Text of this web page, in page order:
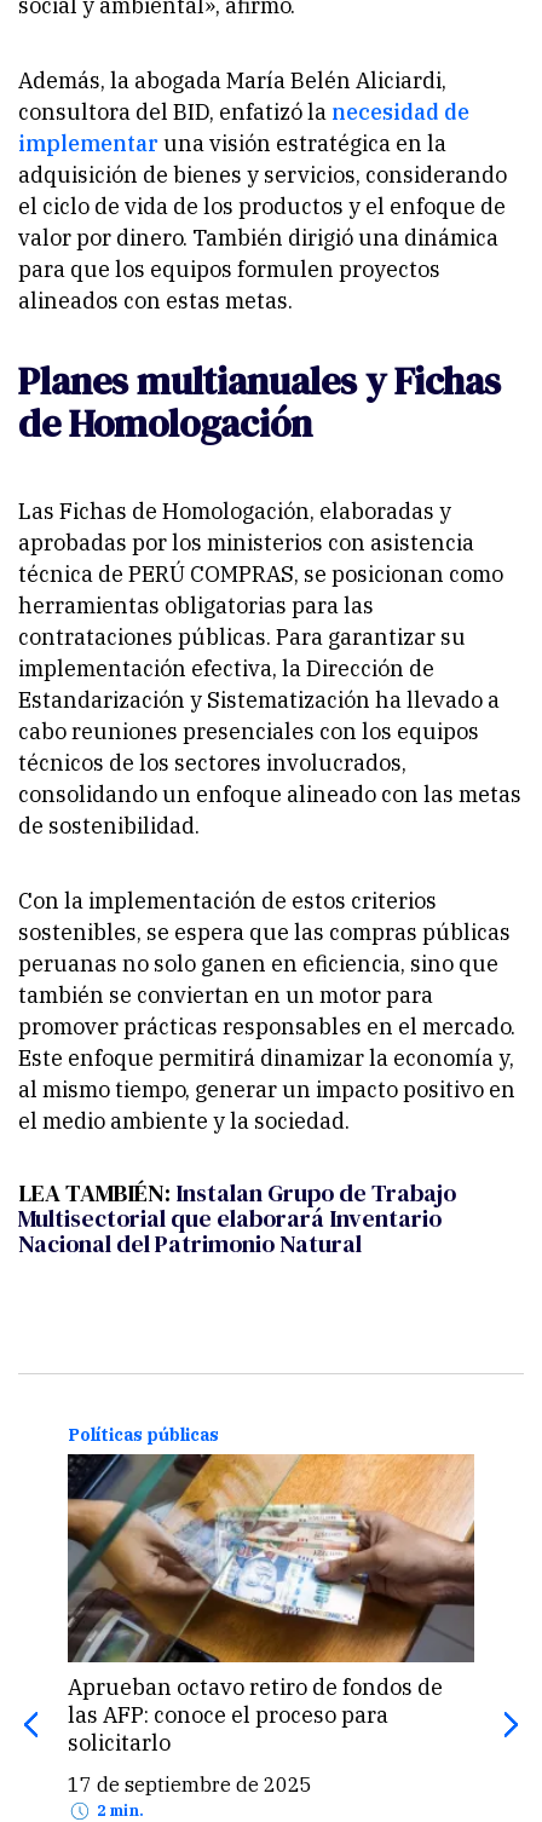
Además, la abogada María Belén Aliciardi,
consultora del BID, enfatizó la necesidad de
implementaruna visión estratégica en la
adquisición de bienes y servicios, considerando
el ciclo de vida de los productos y el enfoque de
valor por dinero. También dirigió una dinámica
para que los equipos formulen proyectos
alineados con estas metas.
Planes multianuales y Fichas
de Homologación
Las Fichas de Homologación, elaboradas y
aprobadas por los ministerios con asistencia
técnica de PERÚ COMPRAS, se posicionan como
herramientas obligatorias para las
contrataciones públicas. Para garantizar su
implementación efectiva, la Dirección de
Estandarización y Sistematización ha llevado a
cabo reuniones presenciales con los equipos
técnicos de los sectores involucrados,
consolidando un enfoque alineado con las metas
de sostenibilidad.
Con la implementación de estos criterios
sostenibles, se espera que las compras públicas
peruanas no solo ganen en eficiencia, sino que
también se conviertan en un motor para
promover prácticas responsables en el mercado.
Este enfoque permitirá dinamizar la economía y,
al mismo tiempo, generar un impacto positivo en
el medio ambiente y la sociedad.
LEA TAMBIÉN: Instalan Grupo de Trabajo
Multisectorial que elaborará Inventario
Nacional del Patrimonio Natural
Políticas públicas
Aprueban octavo retiro de fondos de
las AFP: conoce el proceso para
solicitarlo
17 de septiembre de 2025
2 min.